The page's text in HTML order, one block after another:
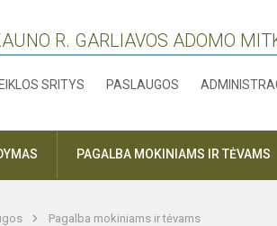
R. GARLIAVOS ADOMO
SRITYS PASLAUGOS
PAGALBA MOKINIAMS IR TĖVAMS
Pagalba mokiniams ir tėvams